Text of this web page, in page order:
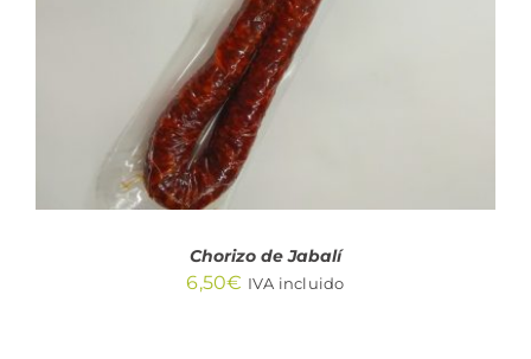
Chorizo de Jabalí
6,50€ IVA incluido